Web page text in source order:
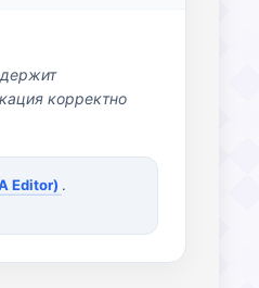
корректно
Editor) .